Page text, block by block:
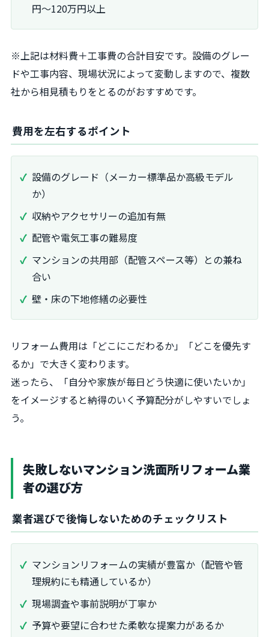
円～120万円以上
※上記は材料費＋工事費の合計目安です。設備のグレー
ドや工事内容、現場状況によって変動しますので、複数
社から相見積もりをとるのがおすすめです。
費用を左右するポイント
設備のグレード（メーカー標準品か高級モデル
か）
収納やアクセサリーの追加有無
配管や電気工事の難易度
マンションの共用部（配管スペース等）との兼ね
合い
壁・床の下地修繕の必要性
リフォーム費用は「どこにこだわるか」「どこを優先す
るか」で大きく変わります。
迷ったら、「自分や家族が毎日どう快適に使いたいか」
をイメージすると納得のいく予算配分がしやすいでしょ
う。
失敗しないマンション洗面所リフォーム業
者の選び方
業者選びで後悔しないためのチェックリスト
マンションリフォームの実績が豊富か（配管や管
理規約にも精通しているか）
現場調査や事前説明が丁寧か
予算や要望に合わせた柔軟な提案力があるか